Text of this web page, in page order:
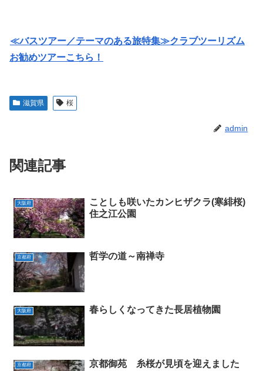
≪バスツアー／テーマのある旅特集≫クラブツーリズム
お勧めツアーこちら！
滋賀県 桜
admin
関連記事
大阪府
ことしも咲いたカンヒザクラ(寒緋桜)
住之江公園
京都府 哲学の道～南禅寺
大阪府 春らしくなってきた長居植物園
京都府 京都御苑 糸桜が見頃を迎えました